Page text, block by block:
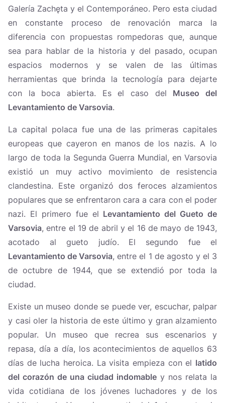
Galería Zachęta y el Contemporáneo. Pero esta ciudad
en constante proceso de renovación marca la
diferencia con propuestas rompedoras que, aunque
sea para hablar de la historia y del pasado, ocupan
espacios modernos y se valen de las últimas
herramientas que brinda la tecnología para dejarte
con la boca abierta. Es el caso del Museo del
Levantamiento de Varsovia.
La capital polaca fue una de las primeras capitales
europeas que cayeron en manos de los nazis. A lo
largo de toda la Segunda Guerra Mundial, en Varsovia
existió un muy activo movimiento de resistencia
clandestina. Este organizó dos feroces alzamientos
populares que se enfrentaron cara a cara con el poder
nazi. El primero fue el Levantamiento del Gueto de
Varsovia, entre el 19 de abril y el 16 de mayo de 1943,
acotado al gueto judío. El segundo fue el
Levantamiento de Varsovia, entre el 1 de agosto y el 3
de octubre de 1944, que se extendió por toda la
ciudad.
Existe un museo donde se puede ver, escuchar, palpar
y casi oler la historia de este último y gran alzamiento
popular. Un museo que recrea sus escenarios y
repasa, día a día, los acontecimientos de aquellos 63
días de lucha heroica. La visita empieza con el latido
del corazón de una ciudad indomable y nos relata la
vida cotidiana de los jóvenes luchadores y de los